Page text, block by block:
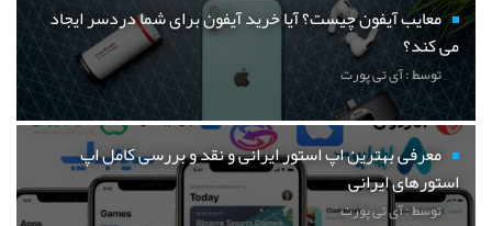
معایب آیفون چیست؟ آیا خرید آیفون برای شما دردسر ایجاد
می کند؟
توسط : آی تی پورت
معرفی بهترین اپ استور ایرانی و نقد و بررسی کامل اپ
استورهای ایرانی
توسط : آی تی پورت